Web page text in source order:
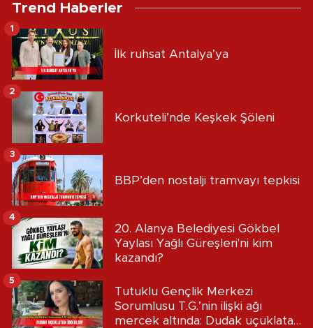
Trend Haberler
İlk ruhsat Antalya’ya
1
Korkuteli’nde Keşkek Şöleni
2
BBP’den nostalji tramvayı tepkisi
3
20. Alanya Belediyesi Gökbel
Yaylası Yağlı Güreşleri'ni kim
kazandı?
4
Tutuklu Gençlik Merkezi
Sorumlusu T.G.’nin ilişki ağı
mercek altında: Dudak uçuklatan
5